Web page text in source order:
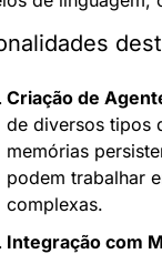
Criação de
de diversos tipos
memórias
podem trabalhar
complexas.
Integração com